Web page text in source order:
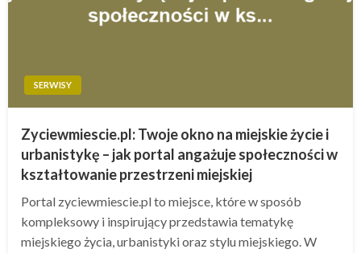
SERWISY
Zyciewmiescie.pl: Twoje okno na miejskie życie i
urbanistykę – jak portal angażuje społeczności w
kształtowanie przestrzeni miejskiej
Portal zyciewmiescie.pl to miejsce, które w sposób
kompleksowy i inspirujący przedstawia tematykę
miejskiego życia, urbanistyki oraz stylu miejskiego. W